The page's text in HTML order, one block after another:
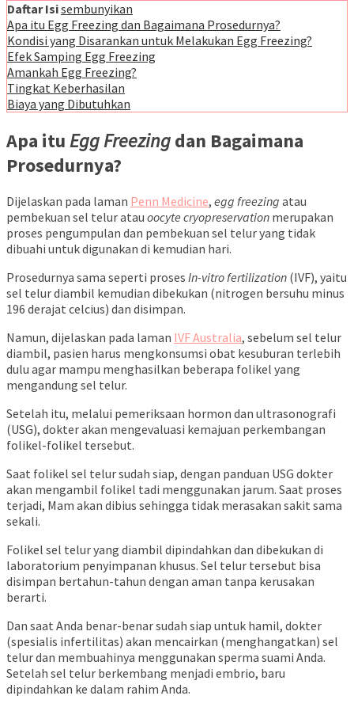
Daftar Isisembunyikan
Apa itu Egg Freezing dan Bagaimana Prosedurnya?
Kondisi yang Disarankan untuk Melakukan Egg Freezing?
Efek Samping Egg Freezing
Amankah Egg Freezing?
Tingkat Keberhasilan
Biaya yang Dibutuhkan
Apa ituEgg Freezingdan Bagaimana
Prosedurnya?
Dijelaskan pada laman Penn Medicine, egg freezing atau
pembekuan sel telur atau oocyte cryopreservation merupakan
proses pengumpulan dan pembekuan sel telur yang tidak
dibuahi untuk digunakan di kemudian hari.
Prosedurnya sama seperti proses In-vitro fertilization (IVF), yaitu
sel telur diambil kemudian dibekukan (nitrogen bersuhu minus
196 derajat celcius) dan disimpan.
Namun, dijelaskan pada laman IVF Australia, sebelum sel telur
diambil, pasien harus mengkonsumsi obat kesuburan terlebih
dulu agar mampu menghasilkan beberapa folikel yang
mengandung sel telur.
Setelah itu, melalui pemeriksaan hormon dan ultrasonografi
(USG), dokter akan mengevaluasi kemajuan perkembangan
folikel-folikel tersebut.
Saat folikel sel telur sudah siap, dengan panduan USG dokter
akan mengambil folikel tadi menggunakan jarum. Saat proses
terjadi, Mam akan dibius sehingga tidak merasakan sakit sama
sekali.
Folikel sel telur yang diambil dipindahkan dan dibekukan di
laboratorium penyimpanan khusus. Sel telur tersebut bisa
disimpan bertahun-tahun dengan aman tanpa kerusakan
berarti.
Dan saat Anda benar-benar sudah siap untuk hamil, dokter
(spesialis infertilitas) akan mencairkan (menghangatkan) sel
telur dan membuahinya menggunakan sperma suami Anda.
Setelah sel telur berkembang menjadi embrio, baru
dipindahkan ke dalam rahim Anda.